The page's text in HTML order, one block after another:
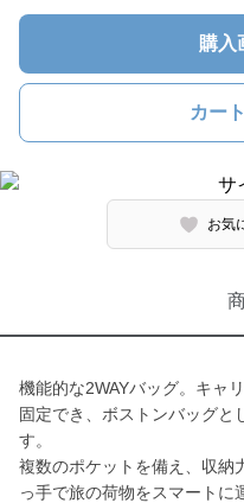
購入
カー
お気
機能的な2WAYバッグ。キャ
固定でき、ボストンバッグと
す。
複数のポケットを備え、収納
っ手で旅の荷物をスマートに